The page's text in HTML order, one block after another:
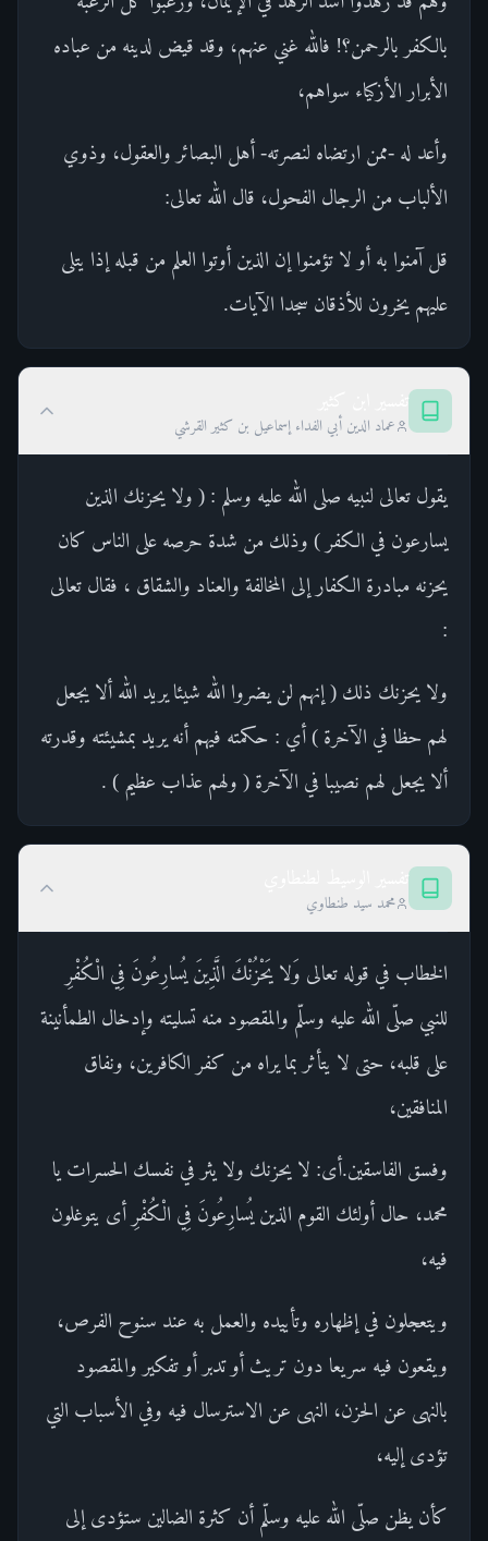
بالكفر بالرحمن؟! فالله غني عنهم، وقد قيض لدينه من عباده
الأبرار الأزكياء سواهم،
وأعد له -ممن ارتضاه لنصرته- أهل البصائر والعقول، وذوي
الألباب من الرجال الفحول، قال الله تعالى:
قل آمنوا به أو لا تؤمنوا إن الذين أوتوا العلم من قبله إذا يتلى
عليهم يخرون للأذقان سجدا الآيات.
عماد الدين أبي الفداء إسماعيل بن كثير القرشي
يقول تعالى لنبيه صلى الله عليه وسلم : ( ولا يحزنك الذين
يسارعون في الكفر ) وذلك من شدة حرصه على الناس كان
يحزنه مبادرة الكفار إلى المخالفة والعناد والشقاق ، فقال تعالى
:
ولا يحزنك ذلك ( إنهم لن يضروا الله شيئا يريد الله ألا يجعل
لهم حظا في الآخرة ) أي : حكمته فيهم أنه يريد بمشيئته وقدرته
ألا يجعل لهم نصيبا في الآخرة ( ولهم عذاب عظيم ) .
محمد سيد طنطاوي
الخطاب في قوله تعالى وَلا يَحْزُنْكَ الَّذِينَ يُسارِعُونَ فِي الْكُفْرِ
للنبي صلّى الله عليه وسلّم والمقصود منه تسليته وإدخال الطمأنينة
على قلبه، حتى لا يتأثر بما يراه من كفر الكافرين، ونفاق
المنافقين،
وفسق الفاسقين.أى: لا يحزنك ولا يثر في نفسك الحسرات يا
محمد، حال أولئك القوم الذين يُسارِعُونَ فِي الْكُفْرِ أى يتوغلون
فيه،
ويتعجلون في إظهاره وتأييده والعمل به عند سنوح الفرص،
ويقعون فيه سريعا دون تريث أو تدبر أو تفكير والمقصود
بالنهى عن الحزن، النهى عن الاسترسال فيه وفي الأسباب التي
تؤدى إليه،
كأن يظن صلّى الله عليه وسلّم أن كثرة الضالين ستؤدى إلى